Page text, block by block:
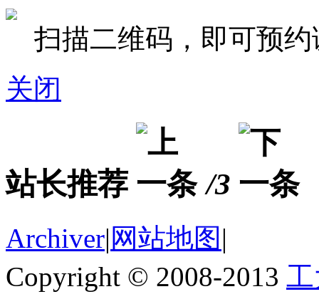
扫描二维码，即可预
关闭
站长推荐 /3
Archiver| 网站地图 |
Copyright © 2008-2013